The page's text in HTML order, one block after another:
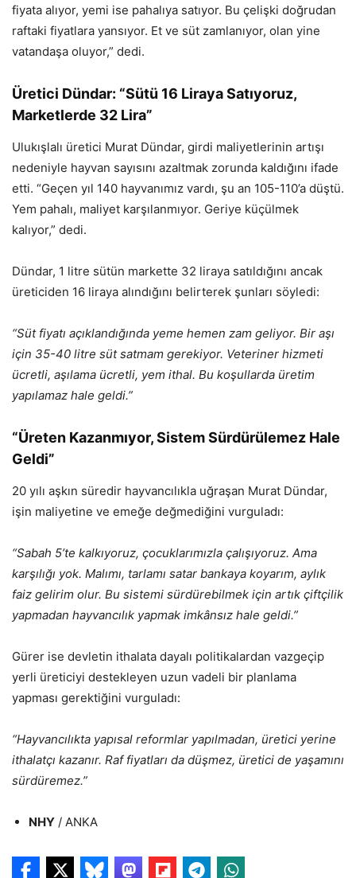
fiyata alıyor, yemi ise pahalıya satıyor. Bu çelişki doğrudan
raftaki fiyatlara yansıyor. Et ve süt zamlanıyor, olan yine
vatandaşa oluyor,” dedi.
Üretici Dündar: “Sütü 16 Liraya Satıyoruz,
Marketlerde 32 Lira”
Ulukışlalı üretici Murat Dündar, girdi maliyetlerinin artışı
nedeniyle hayvan sayısını azaltmak zorunda kaldığını ifade
etti. “Geçen yıl 140 hayvanımız vardı, şu an 105-110’a düştü.
Yem pahalı, maliyet karşılanmıyor. Geriye küçülmek
kalıyor,” dedi.
Dündar, 1 litre sütün markette 32 liraya satıldığını ancak
üreticiden 16 liraya alındığını belirterek şunları söyledi:
“Süt fiyatı açıklandığında yeme hemen zam geliyor. Bir aşı
için 35-40 litre süt satmam gerekiyor. Veteriner hizmeti
ücretli, aşılama ücretli, yem ithal. Bu koşullarda üretim
yapılamaz hale geldi.”
“Üreten Kazanmıyor, Sistem Sürdürülemez Hale
Geldi”
20 yılı aşkın süredir hayvancılıkla uğraşan Murat Dündar,
işin maliyetine ve emeğe değmediğini vurguladı:
“Sabah 5’te kalkıyoruz, çocuklarımızla çalışıyoruz. Ama
karşılığı yok. Malımı, tarlamı satar bankaya koyarım, aylık
faiz gelirim olur. Bu sistemi sürdürebilmek için artık çiftçilik
yapmadan hayvancılık yapmak imkânsız hale geldi.”
Gürer ise devletin ithalata dayalı politikalardan vazgeçip
yerli üreticiyi destekleyen uzun vadeli bir planlama
yapması gerektiğini vurguladı:
“Hayvancılıkta yapısal reformlar yapılmadan, üretici yerine
ithalatçı kazanır. Raf fiyatları da düşmez, üretici de yaşamını
sürdüremez.”
NHY / ANKA